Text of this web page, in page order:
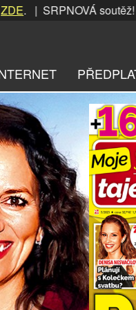
soutěž!